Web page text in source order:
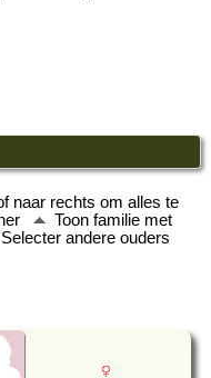
naar rechts om alles te
Toon familie met
Selecter andere ouders